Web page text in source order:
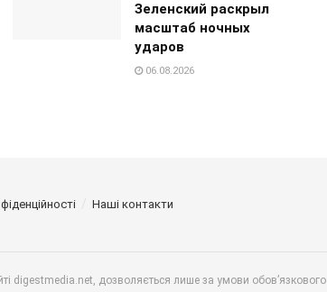
Зеленский раскрыл
масштаб ночных
ударов
06.08.2026
Наші контакти
digestmedia.net, дозволяється лише за умови обов’язкового